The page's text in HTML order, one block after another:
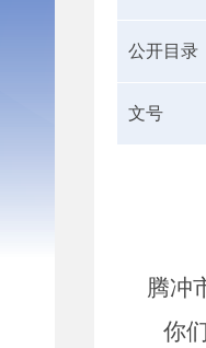
公开目录
文号
腾冲
你